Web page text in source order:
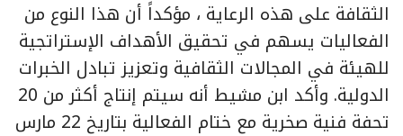
الثقافة على هذه الرعاية ، مؤكداً أن هذا النوع من
الفعاليات يسهم في تحقيق الأهداف الإستراتجية
للهيئة في المجالات الثقافية وتعزيز تبادل الخبرات
الدولية. وأكد ابن مشيط أنه سيتم إنتاج أكثر من 20
تحفة فنية صخرية مع ختام الفعالية بتاريخ 22 مارس